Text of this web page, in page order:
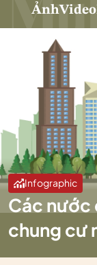
ẢnhVideo
Infographic
Các nước
chung cư